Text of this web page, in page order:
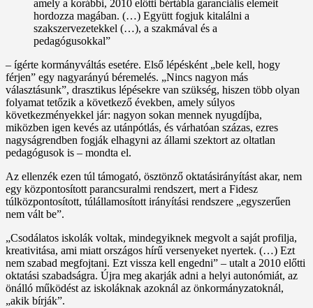
amely a korábbi, 2010 előtti bértábla garanciális elemeit
hordozza magában. (…) Együtt fogjuk kitalálni a
szakszervezetekkel (…), a szakmával és a
pedagógusokkal”
– ígérte kormányváltás esetére. Első lépésként „bele kell, hogy
férjen” egy nagyarányú béremelés. „Nincs nagyon más
választásunk”, drasztikus lépésekre van szükség, hiszen több olyan
folyamat tetőzik a következő években, amely súlyos
következményekkel jár: nagyon sokan mennek nyugdíjba,
miközben igen kevés az utánpótlás, és várhatóan százas, ezres
nagyságrendben fogják elhagyni az állami szektort az oltatlan
pedagógusok is – mondta el.
Az ellenzék ezen túl támogató, ösztönző oktatásirányítást akar, nem
egy központosított parancsuralmi rendszert, mert a Fidesz
túlközpontosított, túlállamosított irányítási rendszere „egyszerűen
nem vált be”.
„Csodálatos iskolák voltak, mindegyiknek megvolt a saját profilja,
kreativitása, ami miatt országos hírű versenyeket nyertek. (…) Ezt
nem szabad megfojtani. Ezt vissza kell engedni” – utalt a 2010 előtti
oktatási szabadságra. Újra meg akarják adni a helyi autonómiát, az
önálló működést az iskoláknak azoknál az önkormányzatoknál,
„akik bírják”.